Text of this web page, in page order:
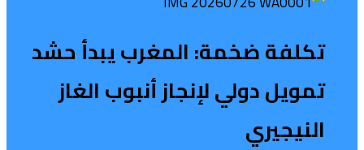
تكلفة ضخمة: المغرب يبدأ حشد
تمويل دولي لإنجاز أنبوب الغاز
النيجيري